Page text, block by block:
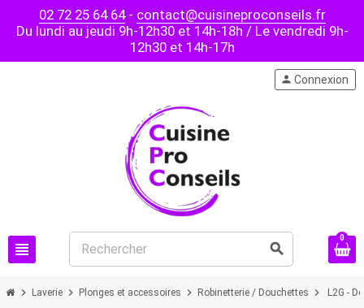
02 72 25 64 64- contact@cuisineproconseils.fr
Du lundi au jeudi 9h-12h30 et 14h-18h / Le vendredi 9h-
12h30 et 14h-17h
view_headline search
person Connexion
0
chevron_right Laverie chevron_right Plonges et accessoires chevron_right Robinetterie / Douchettes chevron_right L2G -